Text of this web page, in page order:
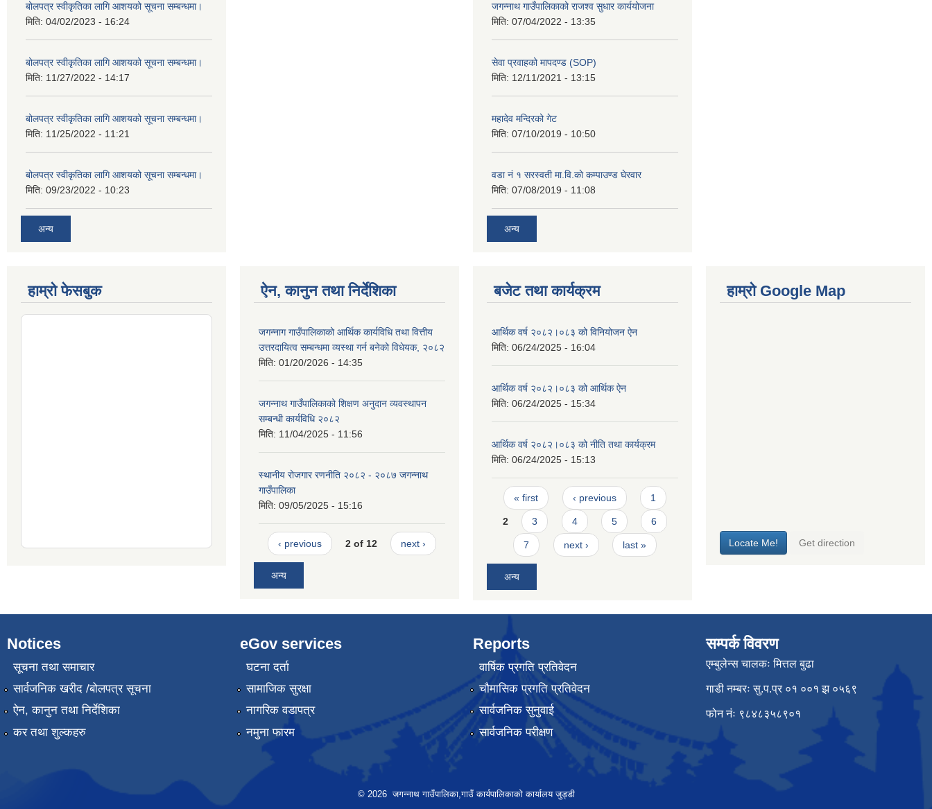
बोलपत्र स्वीकृतिका लागि आशयको सूचना सम्बन्धमा।
मिति: 04/02/2023 - 16:24
बोलपत्र स्वीकृतिका लागि आशयको सूचना सम्बन्धमा।
मिति: 11/27/2022 - 14:17
बोलपत्र स्वीकृतिका लागि आशयको सूचना सम्बन्धमा।
मिति: 11/25/2022 - 11:21
बोलपत्र स्वीकृतिका लागि आशयको सूचना सम्बन्धमा।
मिति: 09/23/2022 - 10:23
अन्य
जगन्नाथ गाउँपालिकाको राजश्व सुधार कार्ययोजना
मिति: 07/04/2022 - 13:35
सेवा प्रवाहको मापदण्ड (SOP)
मिति: 12/11/2021 - 13:15
महादेव मन्दिरको गेट
मिति: 07/10/2019 - 10:50
वडा नं १ सरस्वती मा.वि.काे कम्पाउण्ड घेरवार
मिति: 07/08/2019 - 11:08
अन्य
हाम्रो फेसबुक ऐन, कानुन तथा निर्देशिका
जगन्नाग गाउँपालिकाको आर्थिक कार्यविधि तथा वित्तीय
उत्तरदायित्व सम्बन्धमा व्यस्था गर्न बनेको विधेयक, २०८२
मिति: 01/20/2026 - 14:35
जगन्नाथ गाउँपालिकाको शिक्षण अनुदान व्यवस्थापन
सम्बन्धी कार्यविधि २०८२
मिति: 11/04/2025 - 11:56
स्थानीय रोजगार रणनीति २०८२ - २०८७ जगन्नाथ
गाउँपालिका
मिति: 09/05/2025 - 15:16
‹ previous 2 of 12 next ›
अन्य
बजेट तथा कार्यक्रम
आर्थिक वर्ष २०८२।०८३ को विनियोजन ऐन
मिति: 06/24/2025 - 16:04
आर्थिक वर्ष २०८२।०८३ को आर्थिक ऐन
मिति: 06/24/2025 - 15:34
आर्थिक वर्ष २०८२।०८३ को नीति तथा कार्यक्रम
मिति: 06/24/2025 - 15:13
Pages
« first ‹ previous 1
2 3 4 5 6
7 next › last »
अन्य
हाम्रो Google Map
Notices
सूचना तथा समाचार
सार्वजनिक खरीद /बोलपत्र सूचना
ऐन, कानुन तथा निर्देशिका
कर तथा शुल्कहरु
eGov services
घटना दर्ता
सामाजिक सुरक्षा
नागरिक वडापत्र
नमुना फारम
Reports
वार्षिक प्रगति प्रतिवेदन
चौमासिक प्रगति प्रतिवेदन
सार्वजनिक सुनुवाई
सार्वजनिक परीक्षण
सम्पर्क विवरण
एम्बुलेन्स चालकः मित्तल बुढा
गाडी नम्बरः सु.प.प्र ०१ ००१ झ ०५६९
फोन नंः ९८४८३५८९०१
© 2026 जगन्नाथ गाउँपालिका,गाउँ कार्यपालिकाको कार्यालय जुड्डी